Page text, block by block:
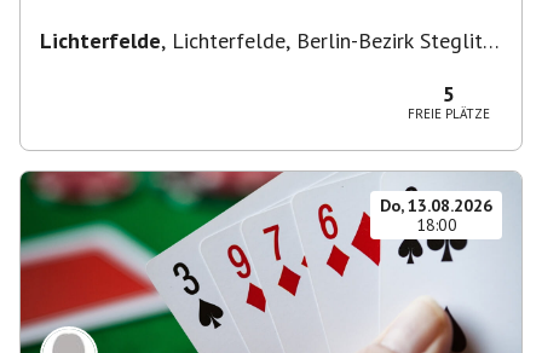
Lichterfelde, Lichterfelde, Berlin-Bezirk Steglitz-
5
FREIE PLÄTZE
Do, 13.08.2026
18:00